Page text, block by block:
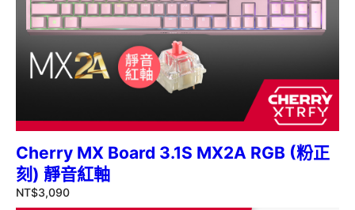
Cherry MX Board 3.1S MX2A RGB (粉正
刻) 靜音紅軸
NT$3,090